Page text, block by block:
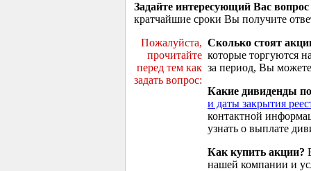
Задайте интересующий Вас вопрос
кратчайшие сроки Вы получите
Пожалуйста,
прочитайте
перед тем как
задать вопрос:
Сколько стоят
которые торгуются
за период, Вы
Какие дивиденды
и даты закрытия
контактной
узнать о выплате
Как купить акции?
нашей компании и